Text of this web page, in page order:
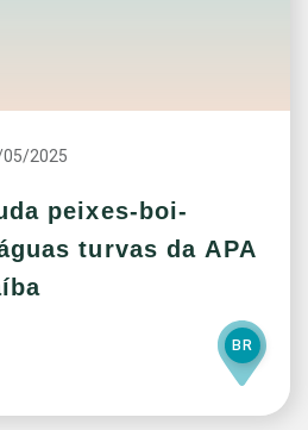
2025
peixes-boi-
turvas da APA
BR